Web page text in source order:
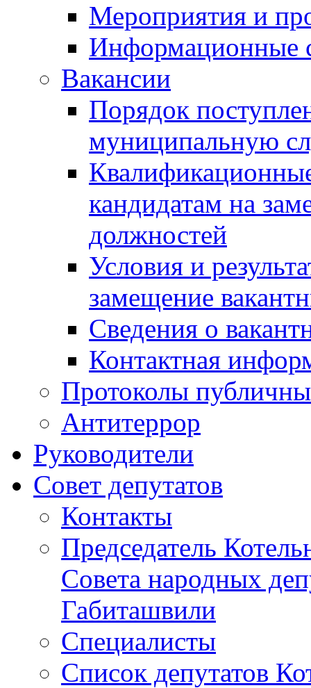
Мероприятия и
Информационные
Вакансии
Порядок
муниципальную
кандидатам на
должностей
Условия и
замещение
Сведения о
Контактная
Протоколы
Антитеррор
Руководители
Совет депутатов
Контакты
Председатель
Совета народных
Габиташвили
Специалисты
Список депутатов